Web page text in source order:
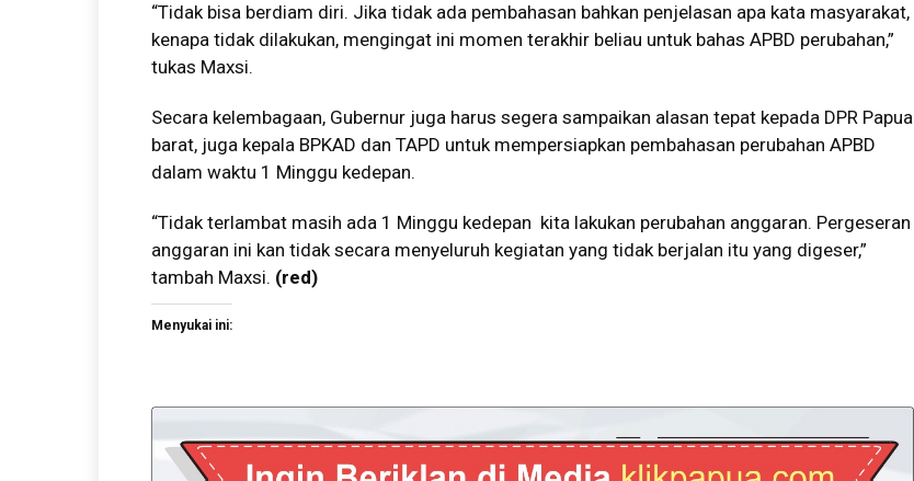
“Tidak bisa berdiam diri. Jika tidak ada pembahasan bahkan penjelasan apa kata masyarakat,
kenapa tidak dilakukan, mengingat ini momen terakhir beliau untuk bahas APBD perubahan,”
tukas Maxsi.
Secara kelembagaan, Gubernur juga harus segera sampaikan alasan tepat kepada DPR Papua
barat, juga kepala BPKAD dan TAPD untuk mempersiapkan pembahasan perubahan APBD
dalam waktu 1 Minggu kedepan.
“Tidak terlambat masih ada 1 Minggu kedepan kita lakukan perubahan anggaran. Pergeseran
anggaran ini kan tidak secara menyeluruh kegiatan yang tidak berjalan itu yang digeser,”
tambah Maxsi. (red)
Menyukai ini: